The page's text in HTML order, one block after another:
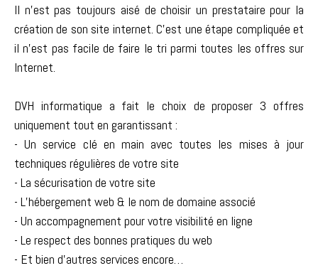
Il n’est pas toujours aisé de choisir un prestataire pour la
création de son site internet. C’est une étape compliquée et
il n’est pas facile de faire le tri parmi toutes les offres sur
Internet.
DVH informatique a fait le choix de proposer 3 offres
uniquement tout en garantissant :
- Un service clé en main avec toutes les mises à jour
techniques régulières de votre site
- La sécurisation de votre site
- L’hébergement web & le nom de domaine associé
- Un accompagnement pour votre visibilité en ligne
- Le respect des bonnes pratiques du web
- Et bien d’autres services encore…